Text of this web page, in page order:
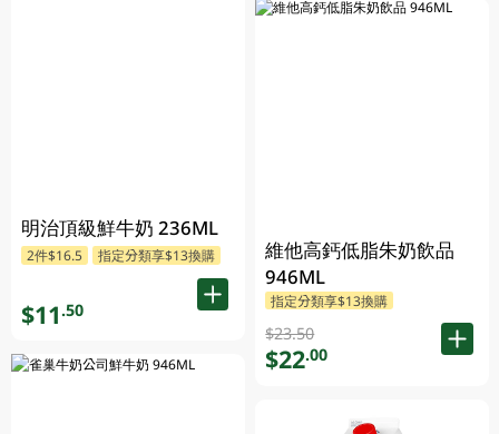
明治頂級鮮牛奶 236ML
2件$16.5 指定分類享$13換購
$11.50
維他高鈣低脂朱奶飲品
946ML
指定分類享$13換購
$23.50
$22.00